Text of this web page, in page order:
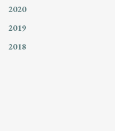
2020
2019
2018